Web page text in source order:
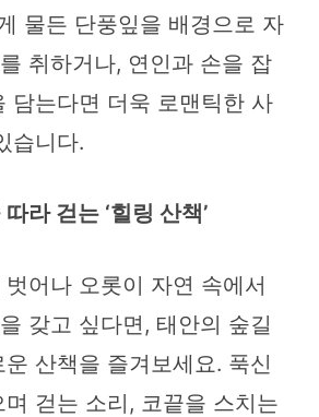
물든 단풍잎을 배경으로 자
취하거나, 연인과 손을 잡
담는다면 더욱 로맨틱한 사
습니다.
라 걷는 ‘힐링 산책’
어나 오롯이 자연 속에서
갖고 싶다면, 태안의 숲길
산책을 즐겨보세요. 푹신
걷는 소리, 코끝을 스치는